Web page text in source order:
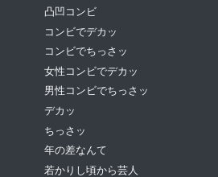
凸凹コンビ
コンビでデカッ
コンビでちっさッ
女性コンビでデカッ
男性コンビでちっさッ
デカッ
ちっさッ
年の差なんて
若かりし頃から芸人